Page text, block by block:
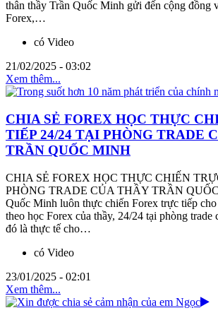
thân thầy Trần Quốc Minh gửi đến cộng đồng
Forex,…
có Video
21/02/2025 - 03:02
Xem thêm...
CHIA SẺ FOREX HỌC THỰC
TIẾP 24/24 TẠI PHÒNG TRADE
TRẦN QUỐC MINH
CHIA SẺ FOREX HỌC THỰC CHIẾN
PHÒNG TRADE CỦA THẦY TRẦN
Quốc Minh luôn thực chiến Forex trực tiếp
theo học Forex của thầy, 24/24 tại phòng trade
đó là thực tế cho…
có Video
23/01/2025 - 02:01
Xem thêm...